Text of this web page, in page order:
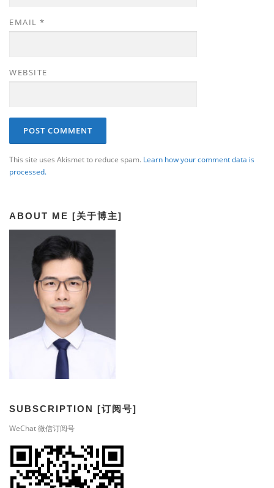
EMAIL *
WEBSITE
This site uses Akismet to reduce spam. Learn how your comment data is
processed.
ABOUT ME [关于博主]
SUBSCRIPTION [订阅号]
WeChat 微信订阅号